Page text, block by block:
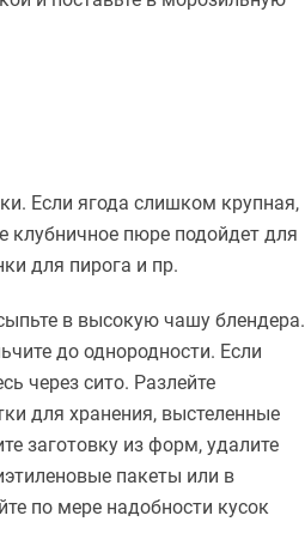
Если ягода слишком крупная,
клубничное пюре подойдет для
для пирога и пр.
в высокую чашу блендера.
до однородности. Если
через сито. Разлейте
для хранения, выстеленные
заготовку из форм, удалите
пакеты или в
по мере надобности кусок